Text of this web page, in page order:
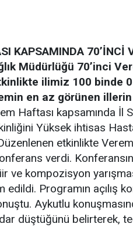
KAPSAMINDA 70’İNCİ
Müdürlüğü 70’inci
ilimiz 100 binde
en az görünen
Haftası kapsamında İl
Yüksek ihtisas
etkinlikte
verdi.
ve kompozisyon
Programın açılış
Aykutlu
düştüğünü belirterek,